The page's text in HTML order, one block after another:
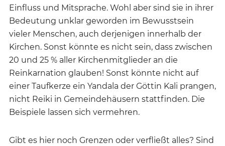
Einfluss und Mitsprache. Wohl aber sind sie in ihrer
Bedeutung unklar geworden im Bewusstsein
vieler Menschen, auch derjenigen innerhalb der
Kirchen. Sonst könnte es nicht sein, dass zwischen
20 und 25 % aller Kirchenmitglieder an die
Reinkarnation glauben! Sonst könnte nicht auf
einer Taufkerze ein Yandala der Göttin Kali prangen,
nicht Reiki in Gemeindehäusern stattfinden. Die
Beispiele lassen sich vermehren.
Gibt es hier noch Grenzen oder verfließt alles? Sind